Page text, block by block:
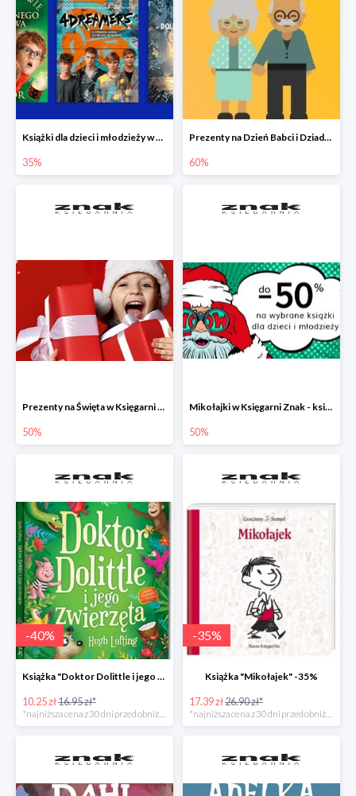
Książki dla dzieci i młodzieży w Księgarni Znak do -35%
35%
Prezenty na Dzień Babci i Dziadka w Księgarni Znak do -60%
60%
Prezenty na Święta w Księgarni Znak -50%
50%
Mikołajki w Księgarni Znak - książki dla dzieci i młodzieży do -50%
50%
-40%
Książka "Doktor Dolittle i jego zwierzęta" -40%
10.25 zł16.95 zł*
*najniższa cena z 30 dni przed obniżką
-35%
Książka "Mikołajek" -35%
17.39 zł26.90 zł*
*najniższa cena z 30 dni przed obniżką